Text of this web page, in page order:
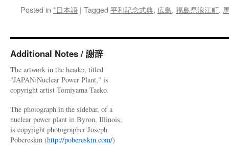
動
神
新
聞
News
Posted in *日本語 | Tagged 平和記念式典, 広島, 福島県浪江町,
Additional Notes / 謝辞
The artwork in the header, titled
"JAPAN:Nuclear Power Plant," is
copyright artist Tomiyama Taeko.
The photograph in the sidebar, of a
nuclear power plant in Byron, Illinois,
is copyright photographer Joseph
Pobereskin (http://pobereskin.com/)